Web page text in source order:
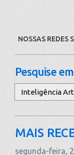
NOSSAS REDES
Pesquise
Pesquisar
MAIS
segunda-feira,